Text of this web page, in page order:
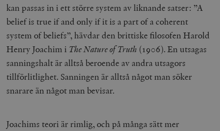
kan passas in i ett större system av liknande satser: ”A
belief is true if and only if it is a part of a coherent
system of beliefs”, hävdar den brittiske filosofen Harold
Henry Joachim i The Nature of Truth (1906). En utsagas
sanningshalt är alltså beroende av andra utsagors
tillförlitlighet. Sanningen är alltså något man söker
snarare än något man bevisar.
Joachims teori är rimlig, och på många sätt mer